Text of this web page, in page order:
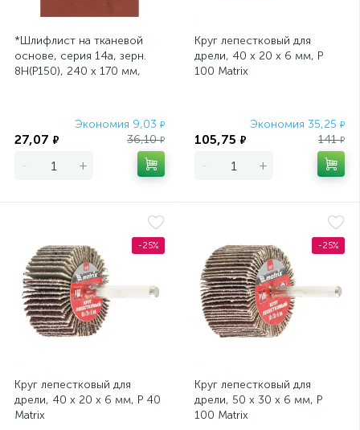
*Шлифлист на тканевой
основе, серия 14а, зерн.
8Н(P150), 240 х 170 мм,
Экономия 9,03 ₽
27,07 ₽ 36,10₽
- +
Круг лепестковый для
дрели, 40 х 20 х 6 мм, P
100 Matrix
Экономия 35,25 ₽
105,75 ₽ 141₽
- +
-25%
Круг лепестковый для
дрели, 40 х 20 х 6 мм, P 40
Matrix
-25%
Круг лепестковый для
дрели, 50 х 30 х 6 мм, P
100 Matrix